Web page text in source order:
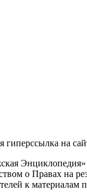
на
о Правах на
к